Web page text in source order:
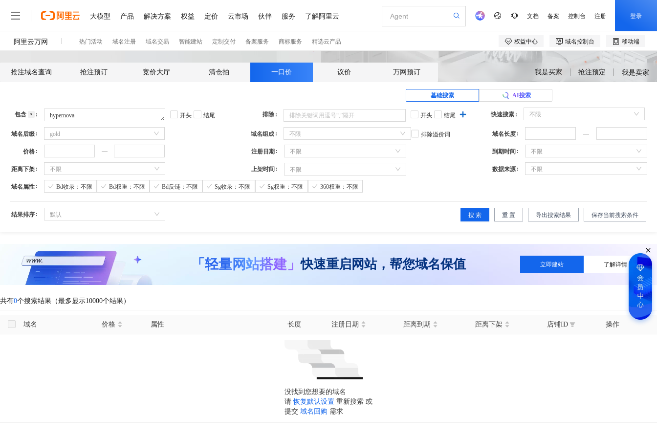
抢注域名查询 抢注预订 竞价大厅 清仓拍 一口价 议价 万网预订 我是买家 抢注预定 我是卖家
基础搜索 AI搜索
包含 开头 结尾 排除 开头 结尾 快速搜索 不限
域名后缀 gold 域名组成 不限 排除溢价词 域名长度
价格 注册日期 不限 到期时间 不限
距离下架 不限 上架时间 不限 数据来源 不限
域名属性 Bd收录：不限 Bd权重：不限 Bd反链：不限 Sg收录：不限 Sg权重：不限 360权重：不限
结果排序 默认 搜 索 重 置 导出搜索结果 保存当前搜索条件
「轻量网站搭建」快速重启网站，帮您域名保值 立即建站 了解详情
共有0个搜索结果（最多显示10000个结果）
域名 价格 属性 长度 注册日期 距离到期 距离下架 店铺ID 操作
没找到您想要的域名
请 恢复默认设置 重新搜索 或
提交 域名回购 需求